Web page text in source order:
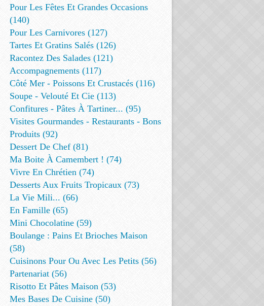
Pour Les Fêtes Et Grandes Occasions
(140)
Pour Les Carnivores (127)
Tartes Et Gratins Salés (126)
Racontez Des Salades (121)
Accompagnements (117)
Côté Mer - Poissons Et Crustacés (116)
Soupe - Velouté Et Cie (113)
Confitures - Pâtes À Tartiner... (95)
Visites Gourmandes - Restaurants - Bons
Produits (92)
Dessert De Chef (81)
Ma Boite À Camembert ! (74)
Vivre En Chrétien (74)
Desserts Aux Fruits Tropicaux (73)
La Vie Mili... (66)
En Famille (65)
Mini Chocolatine (59)
Boulange : Pains Et Brioches Maison
(58)
Cuisinons Pour Ou Avec Les Petits (56)
Partenariat (56)
Risotto Et Pâtes Maison (53)
Mes Bases De Cuisine (50)